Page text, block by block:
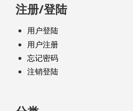
注册/登陆
用户登陆
用户注册
忘记密码
注销登陆